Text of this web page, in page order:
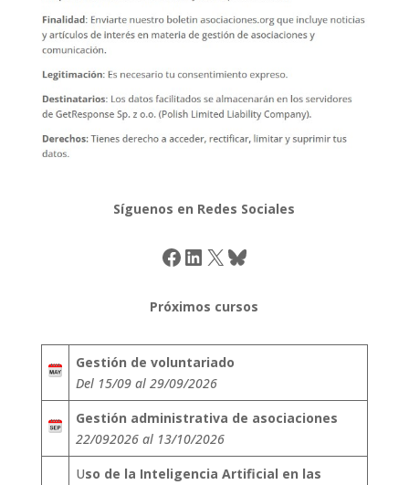
Síguenos en Redes Sociales
Facebook
LinkedIn
X Bluesky
Próximos cursos
Gestión de voluntariado
Del 15/09 al 29/09/2026
Gestión administrativa de asociaciones
22/092026 al 13/10/2026
Uso de la Inteligencia Artificial en las